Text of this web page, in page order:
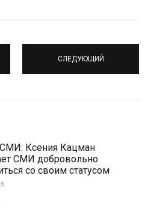
СЛЕДУЮЩИЙ
Ксения Кацман
СМИ добровольно
со своим статусом